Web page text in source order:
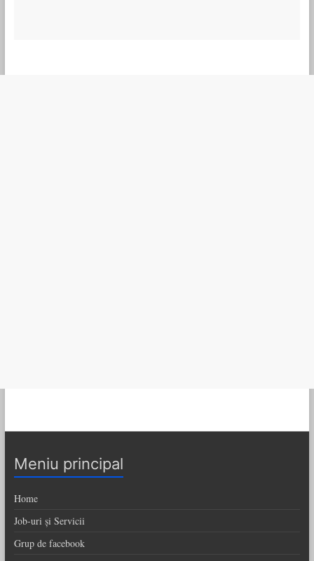
Meniu principal
Home
Job-uri și Servicii
Grup de facebook